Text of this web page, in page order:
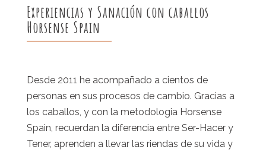
Experiencias y Sanación con caballos
Horsense Spain
Desde 2011 he acompañado a cientos de
personas en sus procesos de cambio. Gracias a
los caballos, y con la metodologia Horsense
Spain, recuerdan la diferencia entre Ser-Hacer y
Tener, aprenden a llevar las riendas de su vida y